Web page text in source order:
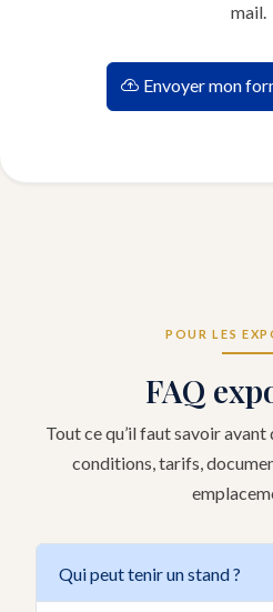
mail.
Envoyer mon
POUR LES
FAQ
Tout ce qu’il faut savoir
conditions, tarifs,
Qui peut tenir un stand ?